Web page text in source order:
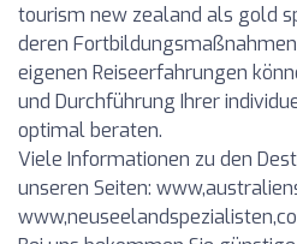
tourism new zealand als gold
deren
eigenen Reiseerfahrungen
und Durchführung Ihrer
optimal beraten.
Viele Informationen zu den
unseren Seiten: